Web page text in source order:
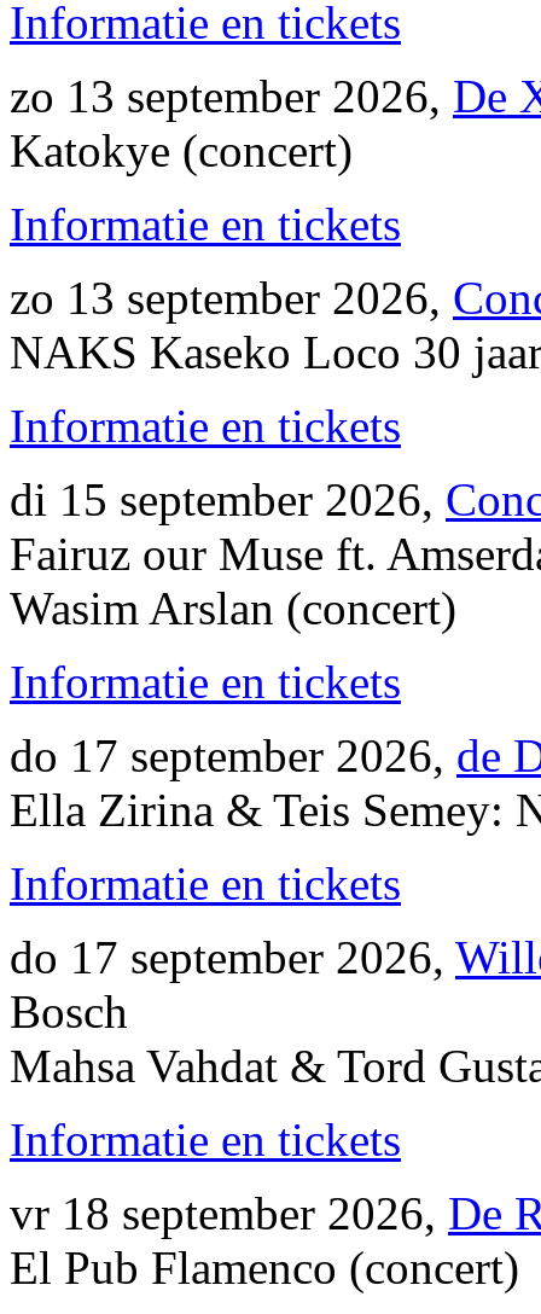
Informatie en tickets
zo 13 september 2026, De
Katokye (concert)
Informatie en tickets
zo 13 september 2026,
NAKS Kaseko Loco 30
Informatie en tickets
di 15 september 2026,
Fairuz our Muse ft.
Wasim Arslan (concert)
Informatie en tickets
do 17 september 2026, de
Ella Zirina & Teis Semey:
Informatie en tickets
do 17 september 2026,
Bosch
Mahsa Vahdat & Tord
Informatie en tickets
vr 18 september 2026, De
El Pub Flamenco (concert)